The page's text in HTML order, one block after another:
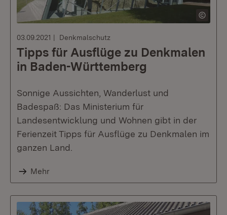
03.09.2021 Denkmalschutz
Tipps für Ausflüge zu Denkmalen
in Baden-Württemberg
Sonnige Aussichten, Wanderlust und
Badespaß: Das Ministerium für
Landesentwicklung und Wohnen gibt in der
Ferienzeit Tipps für Ausflüge zu Denkmalen im
ganzen Land.
Mehr